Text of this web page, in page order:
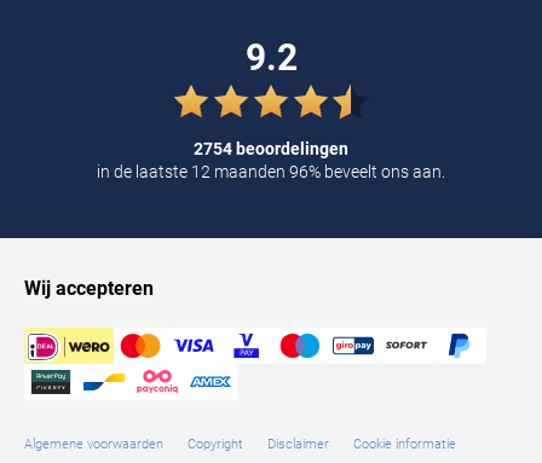
9.2
2754 beoordelingen
in de laatste 12 maanden 96% beveelt ons aan.
Wij accepteren
Algemene voorwaarden Copyright Disclaimer
Cookie informatie